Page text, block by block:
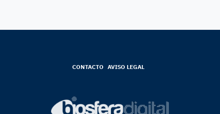
CONTACTO AVISO LEGAL